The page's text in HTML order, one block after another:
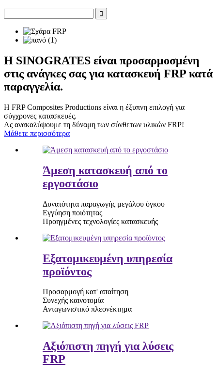
Η SINOGRATES είναι προσαρμοσμένη
στις ανάγκες σας για κατασκευή FRP κατά
παραγγελία.
Η FRP Composites Productions είναι η έξυπνη επιλογή για
σύγχρονες κατασκευές.
Ας ανακαλύψουμε τη δύναμη των σύνθετων υλικών FRP!
Μάθετε περισσότερα
Άμεση κατασκευή από το
εργοστάσιο
Δυνατότητα παραγωγής μεγάλου όγκου
Εγγύηση ποιότητας
Προηγμένες τεχνολογίες κατασκευής
Εξατομικευμένη υπηρεσία
προϊόντος
Προσαρμογή κατ' απαίτηση
Συνεχής καινοτομία
Ανταγωνιστικό πλεονέκτημα
Αξιόπιστη πηγή για λύσεις
FRP